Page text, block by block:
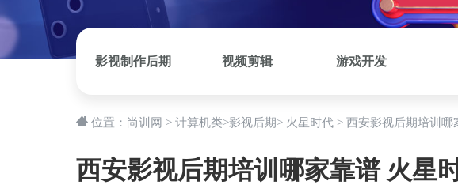
影视制作后期 视频剪辑 游戏开发
位置： 尚训网 > 计算机类>影视后期> 火星时代 > 西安影视后期培训
西安影视后期培训哪家靠谱 火星